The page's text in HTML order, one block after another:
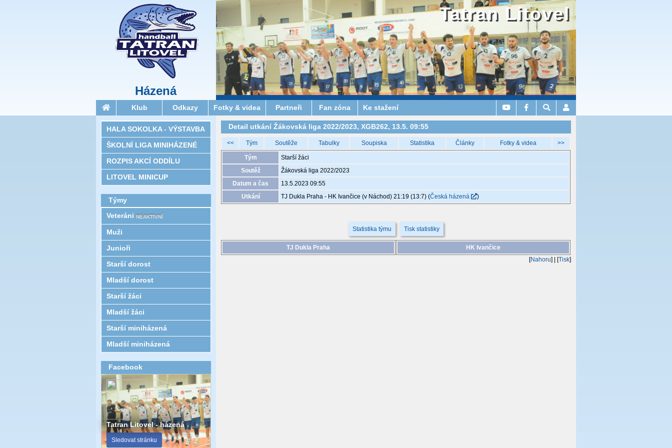
Házená
Tatran Litovel
Klub Odkazy Fotky & videa Partneři Fan zóna Ke stažení
Detail utkání Žákovská liga 2022/2023, XGB262, 13.5. 09:55
<< Tým Soutěže Tabulky Soupiska Statistika Články Fotky & videa >>
Tým
Starší žáci
Soutěž
Žákovská liga 2022/2023
Datum a čas
13.5.2023 09:55
Utkání
TJ Dukla Praha - HK Ivančice (v Náchod) 21:19 (13:7)(Česká házená )
Statistika týmu Tisk statistiky
TJ Dukla Praha
HK Ivančice
[Nahoru] | [Tisk]
HALA SOKOLKA - VÝSTAVBA
ŠKOLNÍ LIGA MINIHÁZENÉ
ROZPIS AKCÍ ODDÍLU
LITOVEL MINICUP
Týmy
Veteráni NEAKTIVNÍ
Muži
Junioři
Starší dorost
Mladší dorost
Starší žáci
Mladší žáci
Starší miniházená
Mladší miniházená
Facebook
Tatran Litovel - házená
Sledovat stránku